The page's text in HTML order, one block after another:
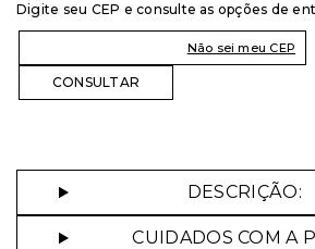
Digite seu CEP e consulte as opções de
Não sei meu CEP
DESCRIÇÃO:
CUIDADOS COM A